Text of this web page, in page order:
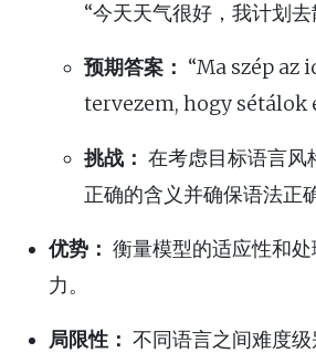
“今天天气很好，我计划
预期答案： “Ma szép az
tervezem, hogy sétálok
挑战： 在考虑目标语言风
正确的含义并确保语法正
优势： 衡量模型的适应性和
力。
局限性： 不同语言之间难度